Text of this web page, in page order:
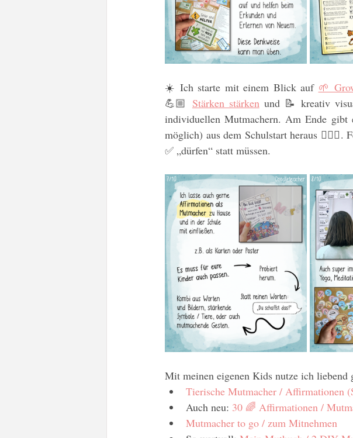
☀️ Ich starte mit einem Blick auf 🌱
💪🏼 Stärken stärken und 📝 kreativ
individuellen Mutmachern. Am Ende
möglich) aus dem Schulstart heraus
✅ „dürfen“ statt müssen.
Mit meinen eigenen Kids nutze ich
Tierische Mutmacher / Affirmationen
Auch neu: 30 🌈 Affirmationen /
Mutmacher to go / zum Mitnehmen